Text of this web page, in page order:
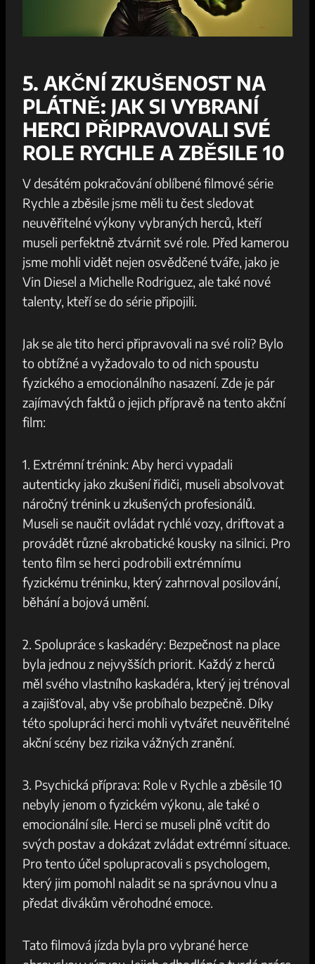
5. AKČNÍ ZKUŠENOST NA
PLÁTNĚ: JAK SI VYBRANÍ
HERCI PŘIPRAVOVALI SVÉ
ROLE RYCHLE A ZBĚSILE 10
V desátém ​pokračování oblíbené filmové série
⁤Rychle a zběsile jsme měli tu čest sledovat
neuvěřitelné výkony vybraných herců, kteří
museli perfektně ⁣ztvárnit⁣ své role. Před kamerou
jsme ⁤mohli ‍vidět nejen⁢ osvědčené tváře, ⁢jako je
Vin Diesel a Michelle Rodriguez, ⁤ale také nové
talenty, kteří ⁤se⁣ do série​ připojili.
Jak ‍se ale ‍tito herci připravovali ⁤na své roli? Bylo
to ‍obtížné a vyžadovalo to⁣ od⁤ nich ‌spoustu
fyzického a⁢ emocionálního nasazení. Zde je pár
⁣zajímavých faktů o jejich přípravě ⁢na tento akční
film:
1. Extrémní ⁢trénink: Aby herci vypadali
⁤autenticky⁢ jako‌ zkušení řidiči, museli⁤ absolvovat ​
náročný ⁤trénink u zkušených ​profesionálů.
Museli se ‌naučit ovládat ‍rychlé vozy, driftovat a
provádět různé akrobatické kousky na ‍silnici. Pro
tento⁣ film se herci ‌podrobili extrémnímu
⁢fyzickému tréninku, ⁢který zahrnoval posilování,
⁤běhání a⁣ bojová umění.
2.‍ Spolupráce s kaskadéry: Bezpečnost‍ na ‍place
byla jednou z nejvyšších priorit.​ Každý z herců
měl svého vlastního ⁤kaskadéra, který jej⁤ trénoval
a​ zajišťoval, aby vše⁣ probíhalo bezpečně. ‌Díky
této spolupráci⁣ herci mohli vytvářet neuvěřitelné
⁣akční scény bez ⁣rizika vážných ‌zranění.
3. Psychická příprava: Role⁢ v Rychle a zběsile ​10
nebyly jenom o ⁤fyzickém výkonu, ale také o
⁢emocionální⁤ síle. Herci se ​museli​ plně⁣ vcítit do
svých postav a dokázat zvládat extrémní situace.⁤
Pro⁤ tento​ účel spolupracovali s psychologem,
který jim pomohl naladit se ⁤na ‌správnou ⁤vlnu a⁤
předat divákům věrohodné emoce.
Tato filmová jízda ​byla pro vybrané herce